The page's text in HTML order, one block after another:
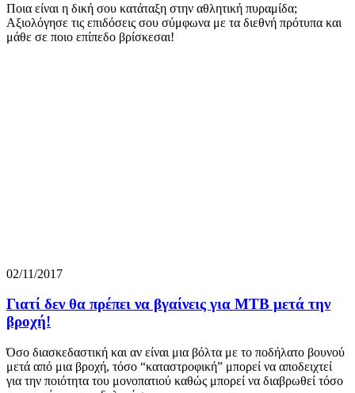
Ποια είναι η δική σου κατάταξη στην αθλητική πυραμίδα;
Αξιολόγησε τις επιδόσεις σου σύμφωνα με τα διεθνή πρότυπα και
μάθε σε ποιο επίπεδο βρίσκεσαι!
02/11/2017
Γιατί δεν θα πρέπει να βγαίνεις για MTB μετά την
βροχή!
Όσο διασκεδαστική και αν είναι μια βόλτα με το ποδήλατο βουνού
μετά από μια βροχή, τόσο “καταστροφική” μπορεί να αποδειχτεί
για την ποιότητα του μονοπατιού καθώς μπορεί να διαβρωθεί τόσο